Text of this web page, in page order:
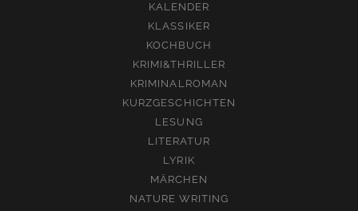
KALENDER
KLASSIKER
KOCHBUCH
KRIMI&THRILLER
KRIMINALROMAN
KURZGESCHICHTEN
LESUNG
LITERATUR
LYRIK
MÄRCHEN
NATURE WRITING